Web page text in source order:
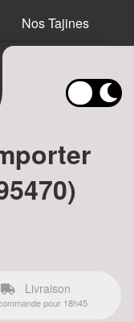
Nos Tajines
Livraison
pour 18h45